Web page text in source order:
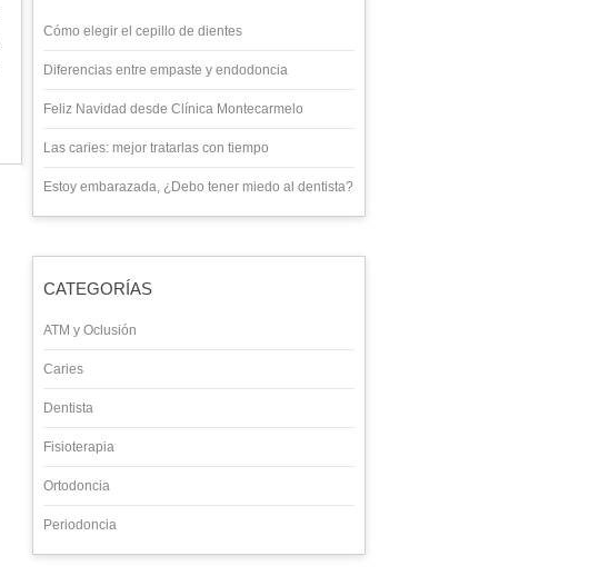
Cómo elegir el cepillo de dientes
Diferencias entre empaste y endodoncia
Feliz Navidad desde Clínica Montecarmelo
Las caries: mejor tratarlas con tiempo
Estoy embarazada, ¿Debo tener miedo al dentista?
CATEGORÍAS
ATM y Oclusión
Caries
Dentista
Fisioterapia
Ortodoncia
Periodoncia